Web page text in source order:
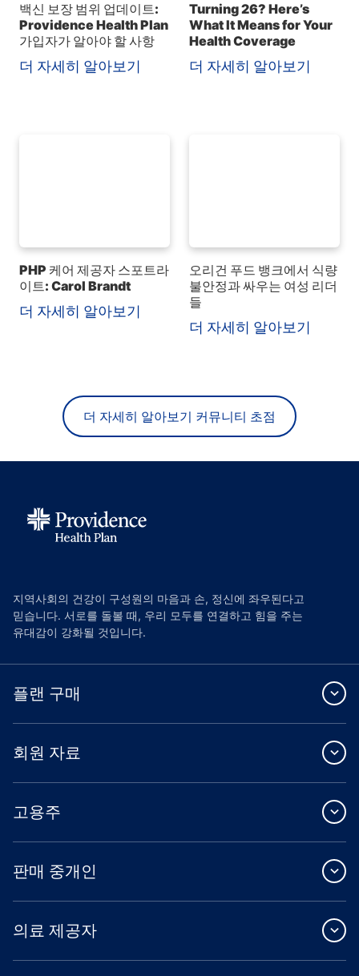
백신 보장 범위 업데이트:
Providence Health Plan
가입자가 알아야 할 사항
더 자세히 알아보기
Turning 26? Here’s
What It Means for Your
Health Coverage
더 자세히 알아보기
PHP 케어 제공자 스포트라
이트: Carol Brandt
더 자세히 알아보기
오리건 푸드 뱅크에서 식량
불안정과 싸우는 여성 리더
들
더 자세히 알아보기
더 자세히 알아보기 커뮤니티 초점
지역사회의 건강이 구성원의 마음과 손, 정신에 좌우된다고
믿습니다. 서로를 돌볼 때, 우리 모두를 연결하고 힘을 주는
유대감이 강화될 것입니다.
플랜 구매
회원 자료
고용주
판매 중개인
의료 제공자